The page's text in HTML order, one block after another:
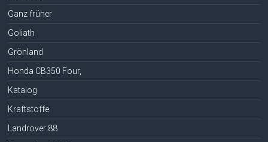
Ganz früher
Goliath
Grönland
Honda CB350 Four,
Katalog
Kraftstoffe
Landrover 88